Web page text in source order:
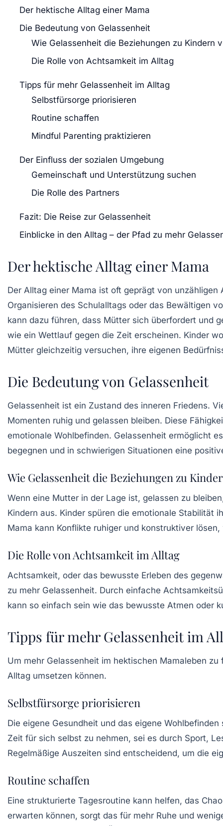
Der hektische Alltag einer Mama
Die Bedeutung von Gelassenheit
Wie Gelassenheit die Beziehungen zu Kindern
Die Rolle von Achtsamkeit im Alltag
Tipps für mehr Gelassenheit im Alltag
Selbstfürsorge priorisieren
Routine schaffen
Mindful Parenting praktizieren
Der Einfluss der sozialen Umgebung
Gemeinschaft und Unterstützung suchen
Die Rolle des Partners
Fazit: Die Reise zur Gelassenheit
Einblicke in den Alltag – der Pfad zu mehr
Der hektische Alltag einer Mama
Der Alltag einer Mama ist oft geprägt von
Organisieren des Schulalltags oder das Bewältigen
kann dazu führen, dass Mütter sich überfordert und
wie ein Wettlauf gegen die Zeit erscheinen. Kinder
Mütter gleichzeitig versuchen, ihre eigenen
Die Bedeutung von Gelassenheit
Gelassenheit ist ein Zustand des inneren Friedens.
Momenten ruhig und gelassen bleiben. Diese
emotionale Wohlbefinden. Gelassenheit ermöglicht
begegnen und in schwierigen Situationen eine
Wie Gelassenheit die Beziehungen zu
Wenn eine Mutter in der Lage ist, gelassen zu
Kindern aus. Kinder spüren die emotionale Stabilität
Mama kann Konflikte ruhiger und konstruktiver
Die Rolle von Achtsamkeit im Alltag
Achtsamkeit, oder das bewusste Erleben des
zu mehr Gelassenheit. Durch einfache
kann so einfach sein wie das bewusste Atmen oder
Tipps für mehr Gelassenheit im
Um mehr Gelassenheit im hektischen Mamaleben
Alltag umsetzen können.
Selbstfürsorge priorisieren
Die eigene Gesundheit und das eigene
Zeit für sich selbst zu nehmen, sei es durch Sport,
Regelmäßige Auszeiten sind entscheidend, um die
Routine schaffen
Eine strukturierte Tagesroutine kann helfen, das
erwarten können, sorgt das für mehr Ruhe und